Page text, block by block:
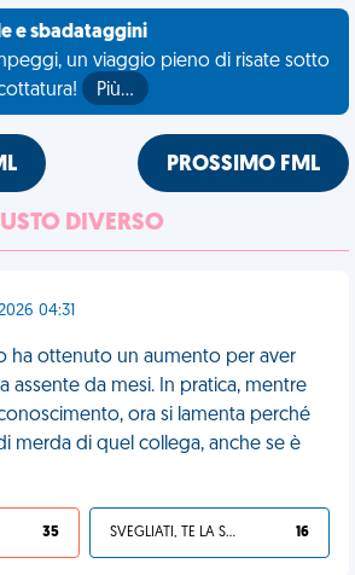
e sbadataggini
un viaggio pieno di risate sotto
Più…
PROSSIMO FML
DIVERSO
04:31
ha ottenuto un aumento per aver
assente da mesi. In pratica, mentre
ora si lamenta perché
merda di quel collega, anche se è
35 SVEGLIATI, TE LA SEI CERCATA! 16